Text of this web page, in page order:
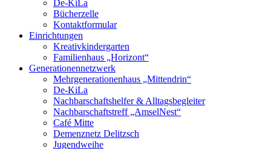
De-KiLa
Bücherzelle
Kontaktformular
Einrichtungen
Kreativkindergarten
Familienhaus „Horizont“
Generationennetzwerk
Mehrgenerationenhaus „Mittendrin“
De-KiLa
Nachbarschaftshelfer & Alltagsbegleiter
Nachbarschaftstreff „AmselNest“
Café Mitte
Demenznetz Delitzsch
Jugendweihe